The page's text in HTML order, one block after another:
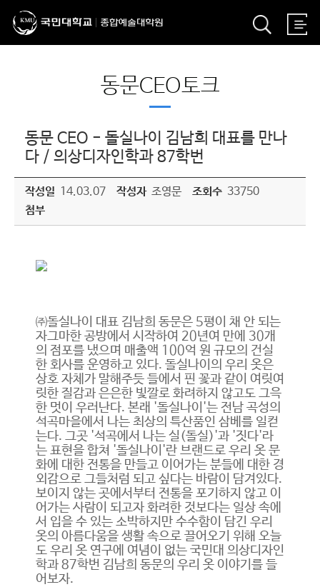
동문CEO토크
동문 CEO - 돌실나이 김남희 대표를 만나
다 / 의상디자인학과 87학번
작성일 14.03.07 작성자 조영문 조회수 33750
첨부
㈜돌실나이 대표 김남희 동문은 5평이 채 안 되는
자그마한 공방에서 시작하여 20년여 만에 30개
의 점포를 냈으며 매출액 100억 원 규모의 건실
한 회사를 운영하고 있다. 돌실나이의 우리 옷은
상호 자체가 말해주듯 들에서 핀 꽃과 같이 여릿여
릿한 질감과 은은한 빛깔로 화려하지 않고도 그윽
한 멋이 우러난다. 본래 '돌실나이'는 전남 곡성의
석곡마을에서 나는 최상의 특산품인 삼베를 일컫
는다. 그곳 '석곡에서 나는 실(돌실)'과 '짓다'라
는 표현을 합쳐 '돌실나이'란 브랜드로 우리 옷 문
화에 대한 전통을 만들고 이어가는 분들에 대한 경
외감으로 그들처럼 되고 싶다는 바람이 담겨있다.
보이지 않는 곳에서부터 전통을 포기하지 않고 이
어가는 사람이 되고자 화려한 것보다는 일상 속에
서 입을 수 있는 소박하지만 수수함이 담긴 우리
옷의 아름다움을 생활 속으로 끌어오기 위해 오늘
도 우리 옷 연구에 여념이 없는 국민대 의상디자인
학과 87학번 김남희 동문의 우리 옷 이야기를 들
어보자.